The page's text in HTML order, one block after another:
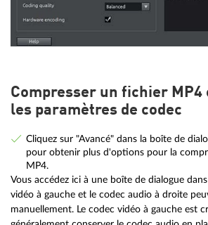
Compresser un fichier
les paramètres de codec
Cliquez sur "Avancé" dans la boîte de
pour obtenir plus d'options pour la
MP4.
Vous accédez ici à une boîte de dialogue
vidéo à gauche et le codec audio à droite
manuellement. Le codec vidéo à gauche est